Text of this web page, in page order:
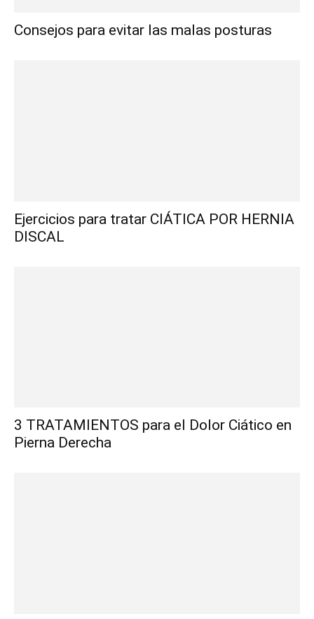
Consejos para evitar las malas posturas
Ejercicios para tratar CIÁTICA POR HERNIA
DISCAL
3 TRATAMIENTOS para el Dolor Ciático en
Pierna Derecha